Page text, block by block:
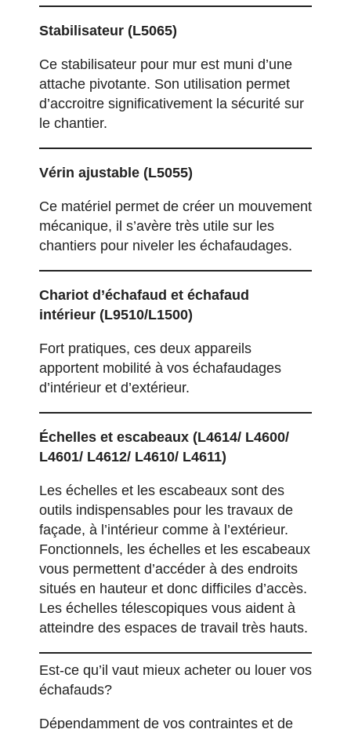
Stabilisateur (L5065)
Ce stabilisateur pour mur est muni d’une
attache pivotante. Son utilisation permet
d’accroitre significativement la sécurité sur
le chantier.
Vérin ajustable (L5055)
Ce matériel permet de créer un mouvement
mécanique, il s’avère très utile sur les
chantiers pour niveler les échafaudages.
Chariot d ’échafaud et échafaud
intérieur (L9510/L1500)
Fort pratiques, ces deux appareils
apportent mobilité à vos échafaudages
d’intérieur et d’extérieur.
Échelles et escabeaux (L4614/ L4600/
L4601/ L4612/ L4610/ L4611)
Les échelles et les escabeaux sont des
outils indispensables pour les travaux de
façade, à l’intérieur comme à l’extérieur.
Fonctionnels, les échelles et les escabeaux
vous permettent d’accéder à des endroits
situés en hauteur et donc difficiles d’accès.
Les échelles télescopiques vous aident à
atteindre des espaces de travail très hauts.
Est-ce qu’il vaut mieux acheter ou louer vos
échafauds?
Dépendamment de vos contraintes et de